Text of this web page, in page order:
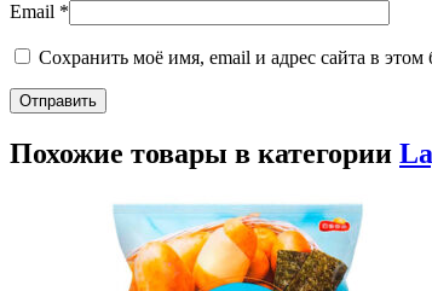
Email *
Сохранить моё имя, email и адрес сайта в
Похожие товары в категории